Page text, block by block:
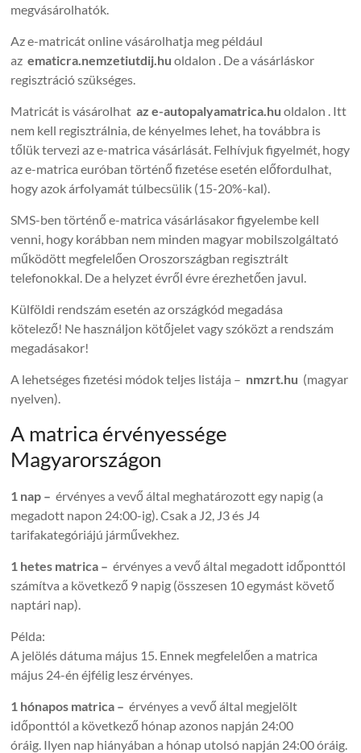
megvásárolhatók.
Az e-matricát online vásárolhatja meg például
azematicra.nemzetiutdij.hu oldalon . De a vásárláskor
regisztráció szükséges.
Matricát is vásárolhataz e-autopalyamatrica.hu oldalon . Itt
nem kell regisztrálnia, de kényelmes lehet, ha továbbra is
tőlük tervezi az e-matrica vásárlását. Felhívjuk figyelmét, hogy
az e-matrica euróban történő fizetése esetén előfordulhat,
hogy azok árfolyamát túlbecsülik (15-20%-kal).
SMS-ben történő e-matrica vásárlásakor figyelembe kell
venni, hogy korábban nem minden magyar mobilszolgáltató
működött megfelelően Oroszországban regisztrált
telefonokkal. De a helyzet évről évre érezhetően javul.
Külföldi rendszám esetén az országkód megadása
kötelező! Ne használjon kötőjelet vagy szóközt a rendszám
megadásakor!
A lehetséges fizetési módok teljes listája – nmzrt.hu (magyar
nyelven).
A matrica érvényessége
Magyarországon
1 nap – érvényes a vevő által meghatározott egy napig (a
megadott napon 24:00-ig). Csak a J2, J3 és J4
tarifakategóriájú járművekhez.
1 hetes matrica – érvényes a vevő által megadott időponttól
számítva a következő 9 napig (összesen 10 egymást követő
naptári nap).
Példa:
A jelölés dátuma május 15. Ennek megfelelően a matrica
május 24-én éjfélig lesz érvényes.
1 hónapos matrica – érvényes a vevő által megjelölt
időponttól a következő hónap azonos napján 24:00
óráig. Ilyen nap hiányában a hónap utolsó napján 24:00 óráig.